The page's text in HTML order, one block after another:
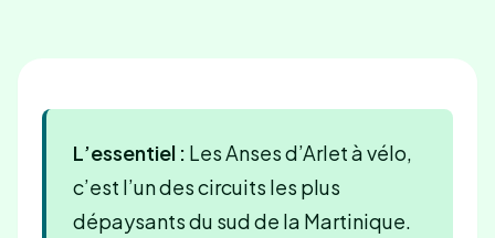
L’essentiel : Les Anses d’Arlet à vélo,
c’est l’un des circuits les plus
dépaysants du sud de la Martinique.